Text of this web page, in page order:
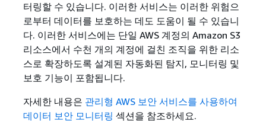
터링할 수 있습니다. 이러한 서비스는 이러한 위험으
로부터 데이터를 보호하는 데도 도움이 될 수 있습니
다. 이러한 서비스에는 단일 AWS 계정의 Amazon S3
리소스에서 수천 개의 계정에 걸친 조직을 위한 리소
스로 확장하도록 설계된 자동화된 탐지, 모니터링 및
보호 기능이 포함됩니다.
자세한 내용은 관리형 AWS 보안 서비스를 사용하여
데이터 보안 모니터링 섹션을 참조하세요.